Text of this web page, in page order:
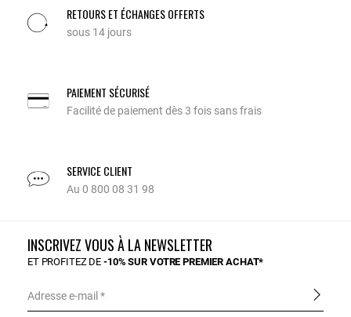
RETOURS ET ÉCHANGES OFFERTS
sous 14 jours
PAIEMENT SÉCURISÉ
Facilité de paiement dès 3 fois sans frais
SERVICE CLIENT
Au 0 800 08 31 98
INSCRIVEZ VOUS À LA NEWSLETTER
ET PROFITEZ DE-10% SUR VOTRE PREMIER ACHAT*
Adresse e-mail